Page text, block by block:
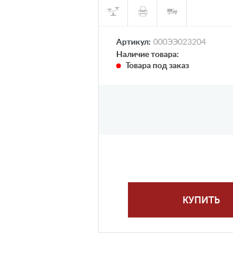
Артикул: 000ЭЭ023204
Наличие товара:
Товара под заказ
КУПИТЬ